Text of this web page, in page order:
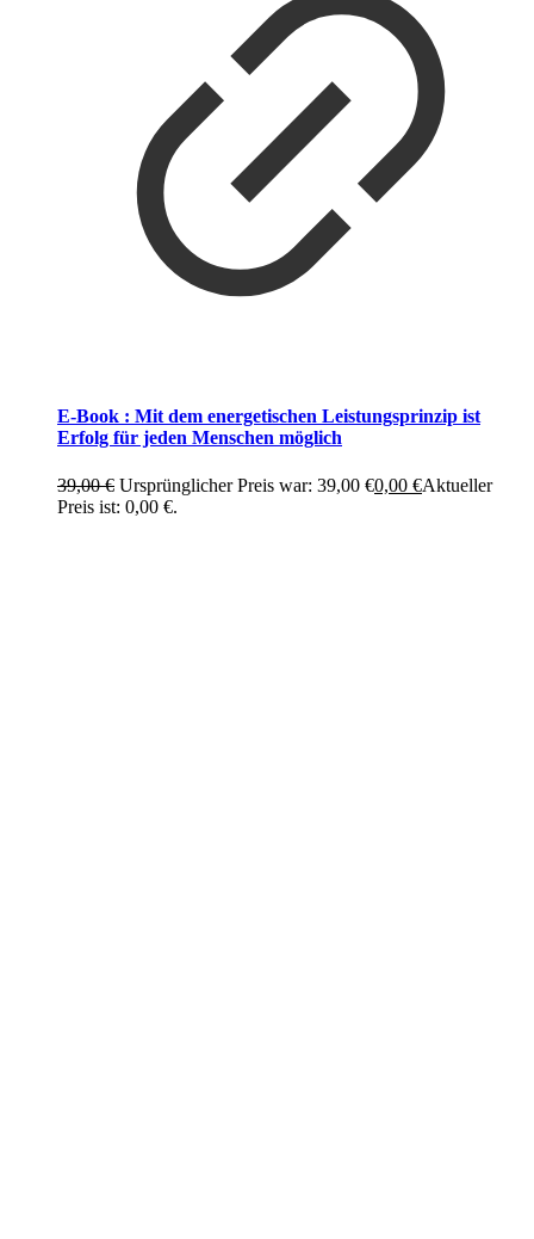
E-Book : Mit dem energetischen Leistungsprinzip ist
Erfolg für jeden Menschen möglich
39,00€ Ursprünglicher Preis war: 39,00 €0,00 €Aktueller
Preis ist: 0,00 €.